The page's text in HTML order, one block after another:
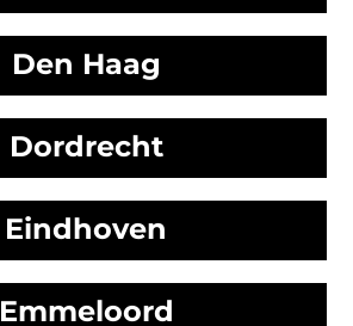
Den Haag
Dordrecht
Eindhoven
Emmeloord